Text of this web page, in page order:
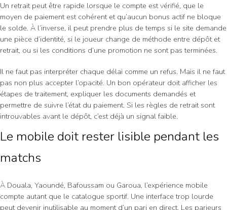
Un retrait peut être rapide lorsque le compte est vérifié, que le
moyen de paiement est cohérent et qu’aucun bonus actif ne bloque
le solde. À l’inverse, il peut prendre plus de temps si le site demande
une pièce d’identité, si le joueur change de méthode entre dépôt et
retrait, ou si les conditions d’une promotion ne sont pas terminées.
Il ne faut pas interpréter chaque délai comme un refus. Mais il ne faut
pas non plus accepter l’opacité. Un bon opérateur doit afficher les
étapes de traitement, expliquer les documents demandés et
permettre de suivre l’état du paiement. Si les règles de retrait sont
introuvables avant le dépôt, c’est déjà un signal faible.
Le mobile doit rester lisible pendant les
matchs
À Douala, Yaoundé, Bafoussam ou Garoua, l’expérience mobile
compte autant que le catalogue sportif. Une interface trop lourde
peut devenir inutilisable au moment d’un pari en direct. Les parieurs